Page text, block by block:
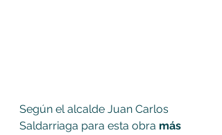
Según el alcalde Juan Carlos
Saldarriaga para esta obra más